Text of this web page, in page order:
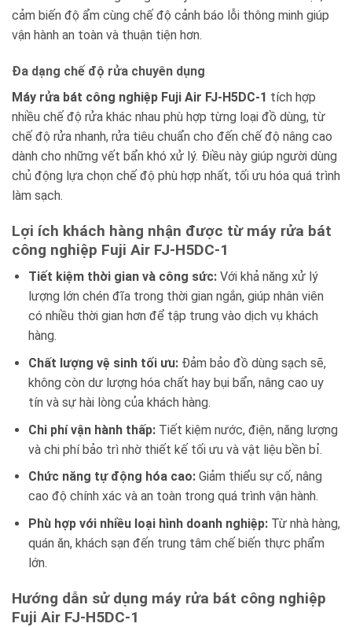
cảm biến độ ẩm cùng chế độ cảnh báo lỗi thông minh giúp
vận hành an toàn và thuận tiện hơn.
Đa dạng chế độ rửa chuyên dụng
Máy rửa bát công nghiệp Fuji Air FJ-H5DC-1 tích hợp
nhiều chế độ rửa khác nhau phù hợp từng loại đồ dùng, từ
chế độ rửa nhanh, rửa tiêu chuẩn cho đến chế độ nâng cao
dành cho những vết bẩn khó xử lý. Điều này giúp người dùng
chủ động lựa chọn chế độ phù hợp nhất, tối ưu hóa quá trình
làm sạch.
Lợi ích khách hàng nhận được từ máy rửa bát
công nghiệp Fuji Air FJ-H5DC-1
Tiết kiệm thời gian và công sức:Với khả năng xử lý
lượng lớn chén đĩa trong thời gian ngắn, giúp nhân viên
có nhiều thời gian hơn để tập trung vào dịch vụ khách
hàng.
Chất lượng vệ sinh tối ưu:Đảm bảo đồ dùng sạch sẽ,
không còn dư lượng hóa chất hay bụi bẩn, nâng cao uy
tín và sự hài lòng của khách hàng.
Chi phí vận hành thấp:Tiết kiệm nước, điện, năng lượng
và chi phí bảo trì nhờ thiết kế tối ưu và vật liệu bền bỉ.
Chức năng tự động hóa cao:Giảm thiểu sự cố, nâng
cao độ chính xác và an toàn trong quá trình vận hành.
Phù hợp với nhiều loại hình doanh nghiệp:Từ nhà hàng,
quán ăn, khách sạn đến trung tâm chế biến thực phẩm
lớn.
Hướng dẫn sử dụng máy rửa bát công nghiệp
Fuji Air FJ-H5DC-1